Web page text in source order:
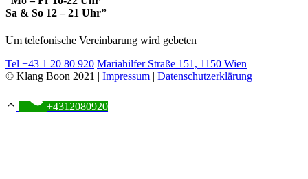
Sa & So 12 – 21 Uhr”
Um telefonische Vereinbarung wird gebeten
Tel +43 1 20 80 920 Mariahilfer Straße 151, 1150 Wien
© Klang Boon 2021 | Impressum | Datenschutzerklärung
+4312080920